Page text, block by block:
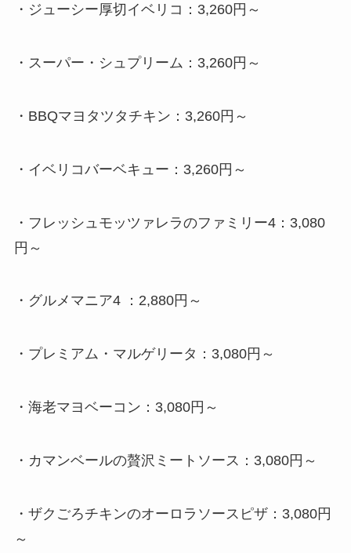
・ ジューシー厚切イベリコ：3,260円～
・ スーパー・シュプリーム：3,260円～
・ BBQマヨタツタチキン：3,260円～
・ イベリコバーベキュー：3,260円～
・ フレッシュモッツァレラのファミリー4：3,080
円～
・ グルメマニア4 ：2,880円～
・ プレミアム・マルゲリータ：3,080円～
・ 海老マヨベーコン：3,080円～
・ カマンベールの贅沢ミートソース：3,080円～
・ ザクごろチキンのオーロラソースピザ：3,080円
～